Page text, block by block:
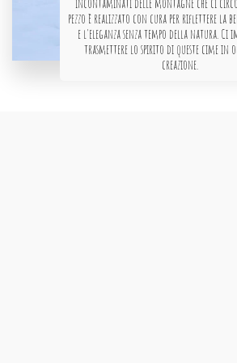
incontaminati delle montagne che ci
pezzo è realizzato con cura per riflettere la
e l'eleganza senza tempo della natura. Ci
trasmettere lo spirito di queste cime in
creazione.